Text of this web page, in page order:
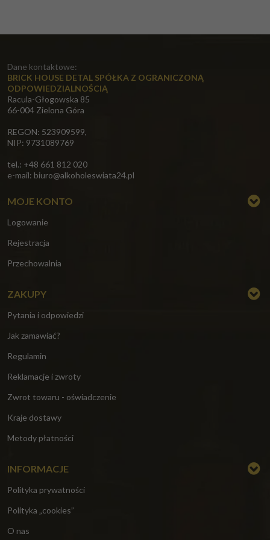
Dane kontaktowe:
BRICK HOUSE DETAL SPÓŁKA Z OGRANICZONĄ
ODPOWIEDZIALNOŚCIĄ
Racula-Głogowska 85
66-004 Zielona Góra
REGON: 523909599,
NIP: 9731089769
tel.: +48 661 812 020
e-mail: biuro@alkoholeswiata24.pl
MOJE KONTO
Logowanie
Rejestracja
Przechowalnia
ZAKUPY
Pytania i odpowiedzi
Jak zamawiać?
Regulamin
Reklamacje i zwroty
Zwrot towaru - oświadczenie
Kraje dostawy
Metody płatności
INFORMACJE
Polityka prywatności
Polityka „cookies”
O nas